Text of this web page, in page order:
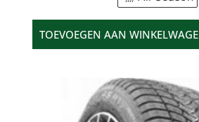
TOEVOEGEN AAN